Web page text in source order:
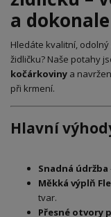
a
Hledáte kvalitní,
židličku? Naše potahy
kočárkoviny a
při krmení.
Snadná údržba
Měkká výplň
tvar.
Přesné otvory